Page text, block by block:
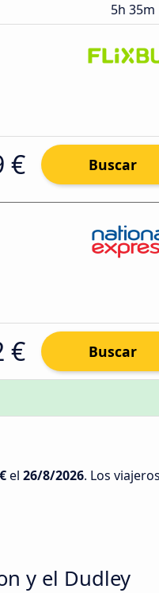
5h 35m
€ Buscar
€ Buscar
el 26/8/2026. Los viajeros
y el Dudley